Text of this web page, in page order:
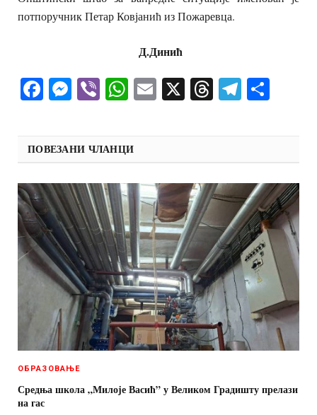
потпоручник Петар Ковјанић из Пожаревца.
Д.Динић
Facebook
Messenger
ViberWhatsApp
Email
X Threads
ПОВЕЗАНИ ЧЛАНЦИ
ОБРАЗОВАЊЕ
Средња школа „Милоје Васић” у Великом Градишту прелази
на гас